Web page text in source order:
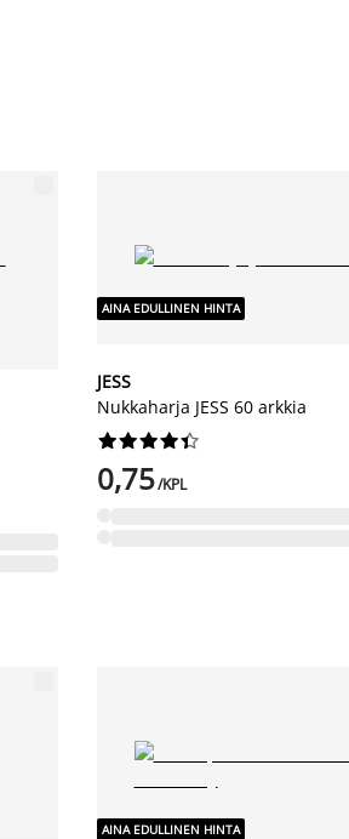
AINA EDULLINEN HINTA
JESS
Nukkaharja JESS 60 arkkia






0,75/KPL
AINA EDULLINEN HINTA